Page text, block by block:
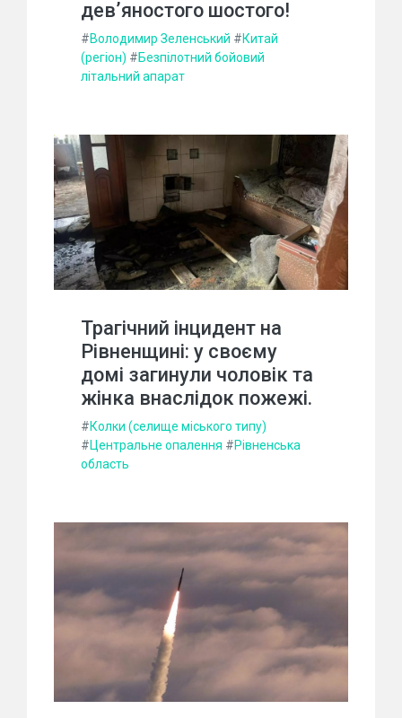
дев’яностого шостого!
#Володимир Зеленський #Китай
(регіон) #Безпілотний бойовий
літальний апарат
Трагічний інцидент на
Рівненщині: у своєму
домі загинули чоловік та
жінка внаслідок пожежі.
#Колки (селище міського типу)
#Центральне опалення #Рівненська
область